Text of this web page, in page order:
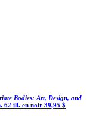
Bodies: Art, Design, and
62 ill. en noir 39,95 $